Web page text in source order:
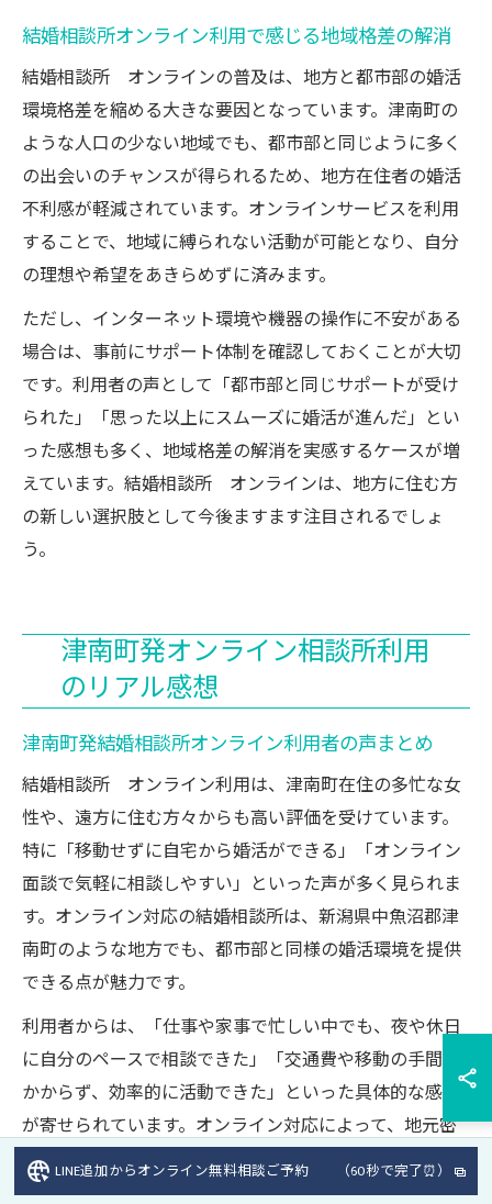
結婚相談所オンライン利用で感じる地域格差の解消
結婚相談所 オンラインの普及は、地方と都市部の婚活
環境格差を縮める大きな要因となっています。津南町の
ような人口の少ない地域でも、都市部と同じように多く
の出会いのチャンスが得られるため、地方在住者の婚活
不利感が軽減されています。オンラインサービスを利用
することで、地域に縛られない活動が可能となり、自分
の理想や希望をあきらめずに済みます。
ただし、インターネット環境や機器の操作に不安がある
場合は、事前にサポート体制を確認しておくことが大切
です。利用者の声として「都市部と同じサポートが受け
られた」「思った以上にスムーズに婚活が進んだ」とい
った感想も多く、地域格差の解消を実感するケースが増
えています。結婚相談所 オンラインは、地方に住む方
の新しい選択肢として今後ますます注目されるでしょ
う。
津南町発オンライン相談所利用
のリアル感想
津南町発結婚相談所オンライン利用者の声まとめ
結婚相談所 オンライン利用は、津南町在住の多忙な女
性や、遠方に住む方々からも高い評価を受けています。
特に「移動せずに自宅から婚活ができる」「オンライン
面談で気軽に相談しやすい」といった声が多く見られま
す。オンライン対応の結婚相談所は、新潟県中魚沼郡津
南町のような地方でも、都市部と同様の婚活環境を提供
できる点が魅力です。
利用者からは、「仕事や家事で忙しい中でも、夜や休日
に自分のペースで相談できた」「交通費や移動の手間が
かからず、効率的に活動できた」といった具体的な感想
が寄せられています。オンライン対応によって、地元密
着型サービスと広域の出会いの両方を活用できるため、
成婚までの道のりが現実的に感じられるという意見も多
LINE追加からオンライン無料相談ご予約 （60秒で完了⏰）